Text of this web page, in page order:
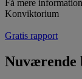
Få mere
Konviktorium
Gratis rapport
Nuværende